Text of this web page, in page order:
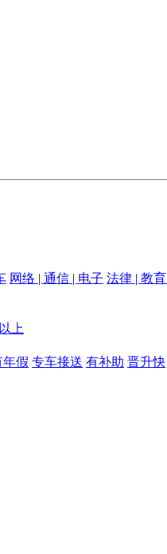
网络 | 通信 | 电子 法律 | 教
上
年假 专车接送 有补助 晋升快